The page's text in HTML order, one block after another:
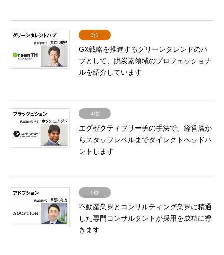
3位
GX戦略を推進するグリーンタレントのハ
ブとして、脱炭素領域のプロフェッショナ
ルを紹介しています
4位
エグゼクティブサーチの手法で、経営層か
らスタッフレベルまでダイレクトヘッドハ
ントします
5位
不動産業界とコンサルティング業界に精通
した専門コンサルタントが採用を成功に導
きます